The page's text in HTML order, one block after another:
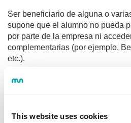
This website uses cookies
Ser beneficiario de alguna o
supone que el alumno no pueda
por parte de la empresa ni
complementarias (por ejemplo,
etc.).
¿TE ATREVES?
A través de este programa,